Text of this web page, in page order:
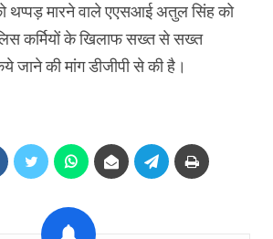
थप्पड़ मारने वाले एएसआई अतुल सिंह को
कर्मियों के खिलाफ सख्त से सख्त
जाने की मांग डीजीपी से की है।